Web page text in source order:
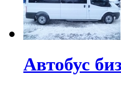
Автобус